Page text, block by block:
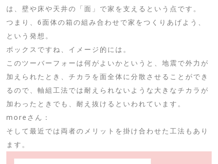
は、壁や床や天井の「面」で家を支えるという点です。
つまり、6面体の箱の組み合わせで家をつくりあげよう、
という発想。
ボックスですね、イメージ的には。
このツーバーフォーは何がよいかというと、地震で外力が
加えられたとき、チカラを面全体に分散させることができ
るので、軸組工法では耐えられないような大きなチカラが
加わったときでも、耐え抜けるといわれています。
moreさん：
そして最近では両者のメリットを掛け合わせた工法もあり
ます。